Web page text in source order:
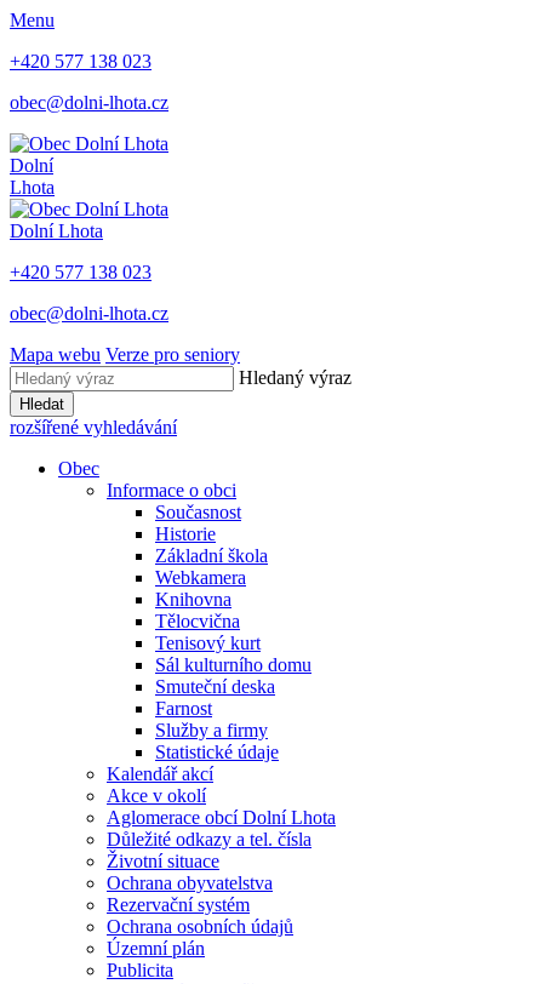
Menu
+420 577 138 023
obec@dolni-lhota.cz
Dolní
Lhota
Dolní Lhota
+420 577 138 023
obec@dolni-lhota.cz
Mapa webu Verze pro seniory
Hledaný výraz
Hledat
rozšířené vyhledávání
Obec
Informace o obci
Současnost
Historie
Základní škola
Webkamera
Knihovna
Tělocvična
Tenisový kurt
Sál kulturního domu
Smuteční deska
Farnost
Služby a firmy
Statistické údaje
Kalendář akcí
Akce v okolí
Aglomerace obcí Dolní Lhota
Důležité odkazy a tel. čísla
Životní situace
Ochrana obyvatelstva
Rezervační systém
Ochrana osobních údajů
Územní plán
Publicita